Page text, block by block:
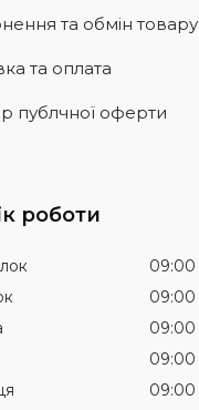
та обмін товару
та оплата
публчної оферти
роботи
09:00
09:00
09:00
09:00
09:00